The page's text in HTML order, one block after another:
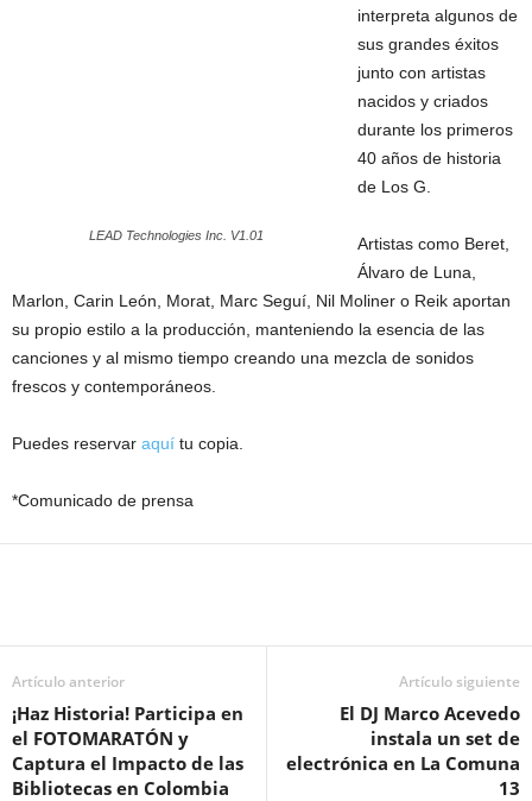
LEAD Technologies Inc. V1.01
interpreta algunos de
sus grandes éxitos
junto con artistas
nacidos y criados
durante los primeros
40 años de historia
de Los G.
Artistas como Beret,
Álvaro de Luna,
Marlon, Carin León, Morat, Marc Seguí, Nil Moliner o Reik aportan
su propio estilo a la producción, manteniendo la esencia de las
canciones y al mismo tiempo creando una mezcla de sonidos
frescos y contemporáneos.
Puedes reservar aquí tu copia.
*Comunicado de prensa
Artículo anterior
¡Haz Historia! Participa en
el FOTOMARATÓN y
Captura el Impacto de las
Bibliotecas en Colombia
Artículo siguiente
El DJ Marco Acevedo
instala un set de
electrónica en La Comuna
13